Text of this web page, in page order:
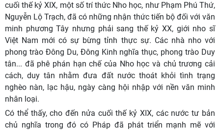
cuối thế kỷ XIX, một số trí thức Nho học, như Phạm Phú Thứ,
Nguyễn Lộ Trạch, đã có những nhận thức tiến bộ đối với văn
minh phương Tây nhưng phải sang thế kỷ XX, giới nho sĩ
Việt Nam mới có sự bừng tỉnh thực sự. Các nhà nho với
phong trào Đông Du, Đông Kinh nghĩa thục, phong trào Duy
tân... đã phê phán hạn chế của Nho học và chủ trương cải
cách, duy tân nhằm đưa đất nước thoát khỏi tình trạng
nghèo nàn, lạc hậu, ngày càng hội nhập với nền văn minh
nhân loại.
Có thể thấy, cho đến nửa cuối thế kỷ XIX, các nước tư bản
chủ nghĩa trong đó có Pháp đã phát triển mạnh mẽ với